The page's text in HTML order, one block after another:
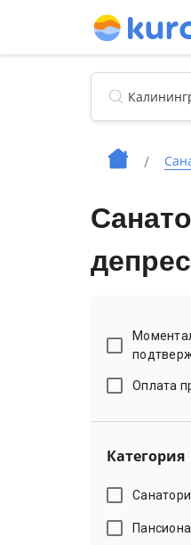
Оплата
Категория